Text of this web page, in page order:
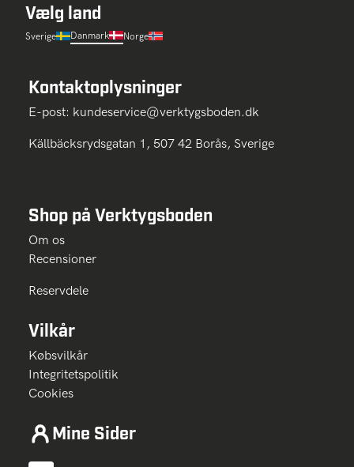
Vælg land
Sverige Danmark Norge
Kontaktoplysninger
E-post: kundeservice@verktygsboden.dk
Källbäcksrydsgatan 1, 507 42 Borås, Sverige
Shop på Verktygsboden
Om os
Recensioner
Reservdele
Vilkår
Købsvilkår
Integritetspolitik
Cookies
Mine Sider